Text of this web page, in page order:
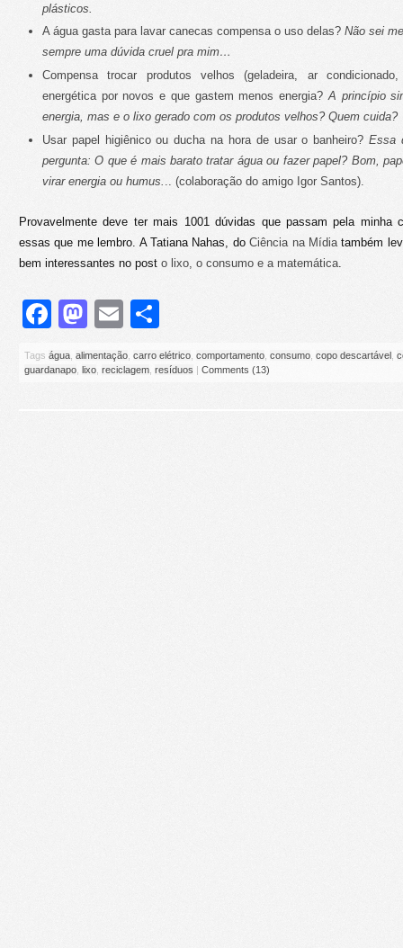
plásticos.
A água gasta para lavar canecas compensa o uso delas? Não sei
sempre uma dúvida cruel pra mim…
Compensa trocar produtos velhos (geladeira, ar
energética por novos e que gastem menos energia? A princípio
energia, mas e o lixo gerado com os produtos velhos? Quem cuida?
Usar papel higiênico ou ducha na hora de usar o banheiro? Essa
pergunta: O que é mais barato tratar água ou fazer papel? Bom,
virar energia ou humus.
.. (colaboração do amigo Igor Santos).
Provavelmente deve ter mais 1001 dúvidas que passam pela minha
essas que me lembro. A Tatiana Nahas, doCiência na Mídia também
bem interessantes no post o lixo, o consumo e a matemática
Facebook
Mastodon
Email
Tags água alimentação carro elétrico comportamento consumo copo descartável
guardanapo lixo reciclagem resíduos | Comments (13)